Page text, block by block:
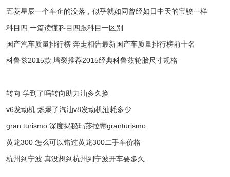
五菱星辰一个车企的没落，似乎就如同曾经如日中天的宝骏一样
科目四 一篇读懂科目四跟科目一区别
国产汽车质量排行榜 奔走相告最新国产车质量排行榜前十名
科鲁兹2015款 墙裂推荐2015经典科鲁兹轮胎尺寸规格
转向 学到了吗转向助力油多久换
v6发动机 燃爆了汽油v8发动机油耗多少
gran turismo 深度揭秘玛莎拉蒂granturismo
黄龙300 怎么可以错过黄龙300二手车价格
杭州到宁波 真没想到杭州到宁波开车要多久